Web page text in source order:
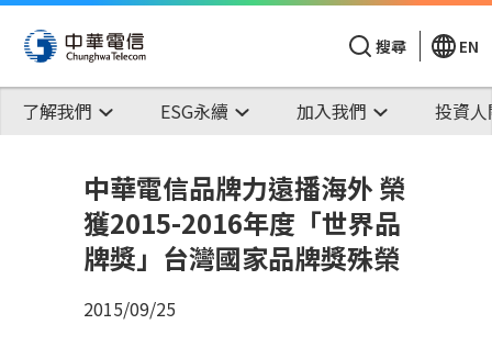
搜尋 EN
了解我們 ESG永續 加入我們 投資
中華電信品牌力遠播海外 榮
獲2015-2016年度「世界品
牌獎」台灣國家品牌獎殊榮
2015/09/25